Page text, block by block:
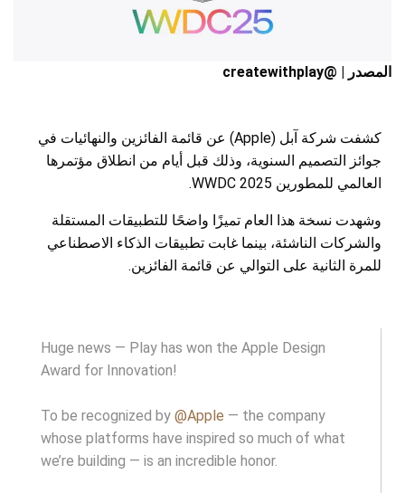
المصدر | @createwithplay
كشفت شركة آبل (Apple) عن قائمة الفائزين والنهائيات في
جوائز التصميم السنوية، وذلك قبل أيام من انطلاق مؤتمرها
العالمي للمطورين WWDC 2025.
وشهدت نسخة هذا العام تميزًا واضحًا للتطبيقات المستقلة
والشركات الناشئة، بينما غابت تطبيقات الذكاء الاصطناعي
للمرة الثانية على التوالي عن قائمة الفائزين.
Huge news — Play has won the Apple Design
Award for Innovation!
To be recognized by @Apple — the company
whose platforms have inspired so much of what
we’re building — is an incredible honor.